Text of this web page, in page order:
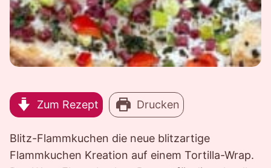
Zum Rezept Drucken
Blitz-Flammkuchen die neue blitzartige
Flammkuchen Kreation auf einem Tortilla-Wrap.